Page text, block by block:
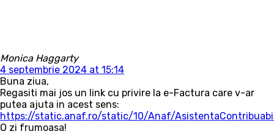
Monica Haggarty
4 septembrie 2024 at 15:14
Buna ziua,
Regasiti mai jos un link cu privire la e-Factura care v-ar
putea ajuta in acest sens:
https://static.anaf.ro/static/10/Anaf/
O zi frumoasa!